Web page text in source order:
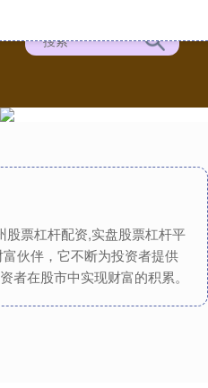
股票杠杆配资,实盘股票杠杆平
伙伴，它不断为投资者提供
者在股市中实现财富的积累。